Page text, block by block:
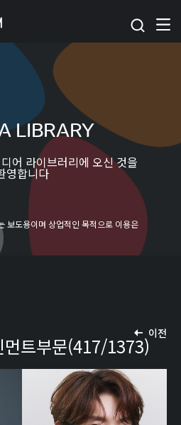
본문 바로가기
LIBRARY
어 라이브러리에 오신 것을
영합니다
보도용이며 상업적인 목적으로 이용은
이전
트부문(417/1373)